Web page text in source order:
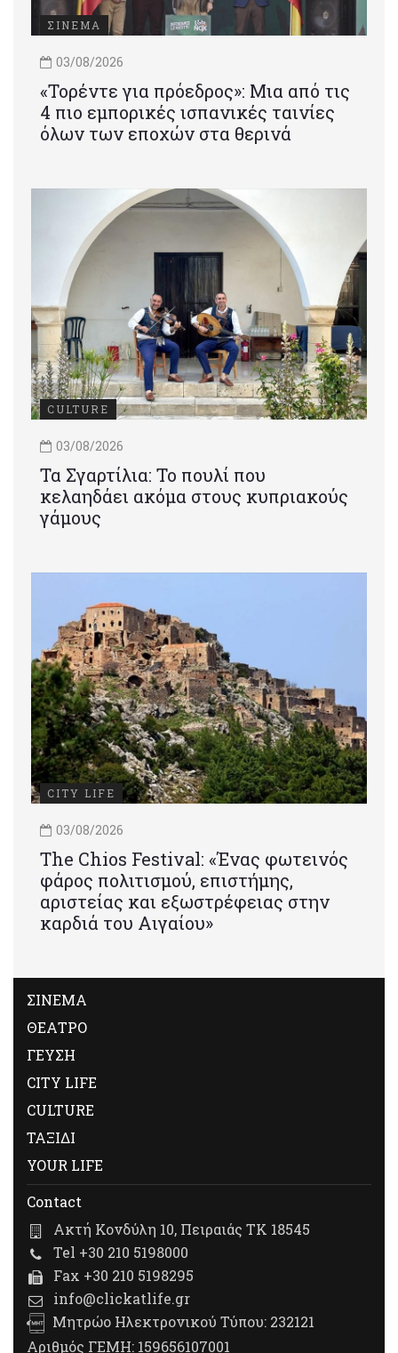
ΣΙΝΕΜΑ
03/08/2026
«Τορέντε για πρόεδρος»: Mια από τις
4 πιο εμπορικές ισπανικές ταινίες
όλων των εποχών στα θερινά
CULTURE
03/08/2026
Τα Σγαρτίλια: Το πουλί που
κελαηδάει ακόμα στους κυπριακούς
γάμους
CITY LIFE
03/08/2026
Τhe Chios Festival: «Ένας φωτεινός
φάρος πολιτισμού, επιστήμης,
αριστείας και εξωστρέφειας στην
καρδιά του Αιγαίου»
ΣΙΝΕΜΑ
ΘΕΑΤΡΟ
ΓΕΥΣΗ
CITY LIFE
CULTURE
ΤΑΞΙΔΙ
YOUR LIFE
Contact
Ακτή Κονδύλη 10, Πειραιάς ΤΚ 18545
Tel +30 210 5198000
Fax +30 210 5198295
info@clickatlife.gr
Μητρώο Ηλεκτρονικού Τύπου: 232121
Αριθμός ΓΕΜΗ: 159656107001